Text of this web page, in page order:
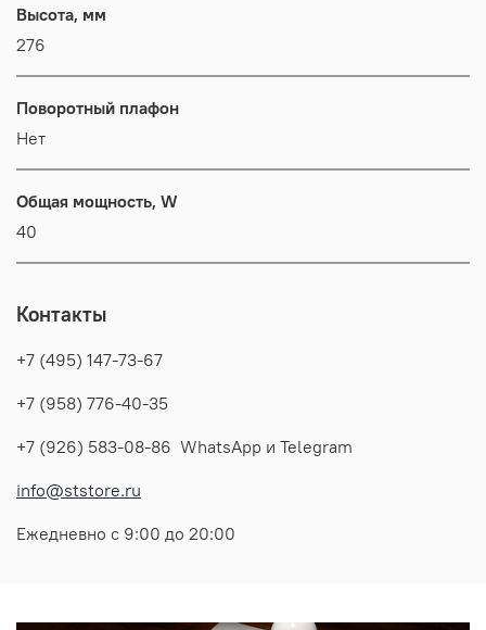
Высота, мм
276
Поворотный плафон
Нет
Общая мощность, W
40
Контакты
+7 (495) 147-73-67
+7 (958) 776-40-35
+7 (926) 583-08-86 WhatsApp и Telegram
info@ststore.ru
Ежедневно с 9:00 до 20:00